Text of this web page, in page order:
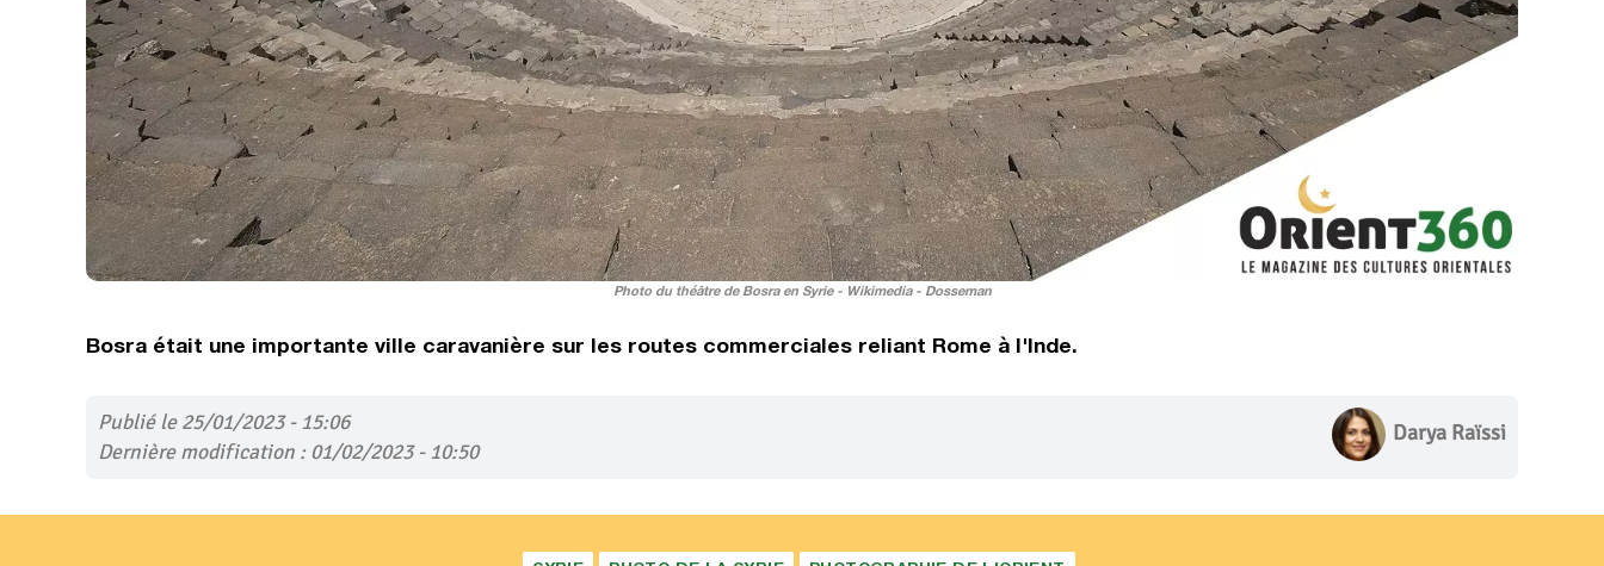
Photo du théâtre de Bosra en Syrie - Wikimedia - Dosseman
Bosra était une importante ville caravanière sur les routes commerciales reliant Rome à l'Inde.
Publié le 25/01/2023 - 15:06
Dernière modification : 01/02/2023 - 10:50
Darya Raïssi